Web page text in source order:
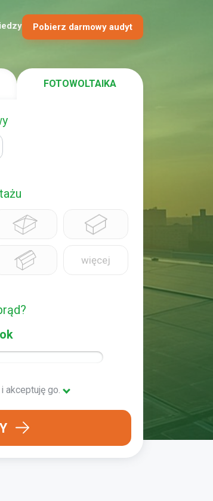
Pobierz darmowy audyt
FOTOWOLTAIKA
więcej
i akceptuję go